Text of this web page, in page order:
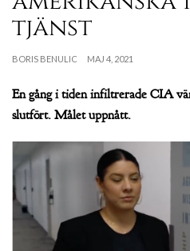
tjänst
BORIS BENULIC MAJ 4, 2021
En gång i tiden infiltrerade CIA
slutfört. Målet uppnått.